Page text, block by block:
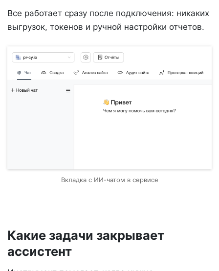
Все работает сразу после подключения: никаких
выгрузок, токенов и ручной настройки отчетов.
Вкладка с ИИ-чатом в сервисе
Какие задачи закрывает
ассистент